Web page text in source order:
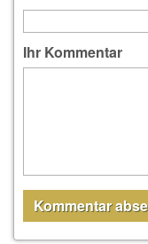
Ihr Kommentar